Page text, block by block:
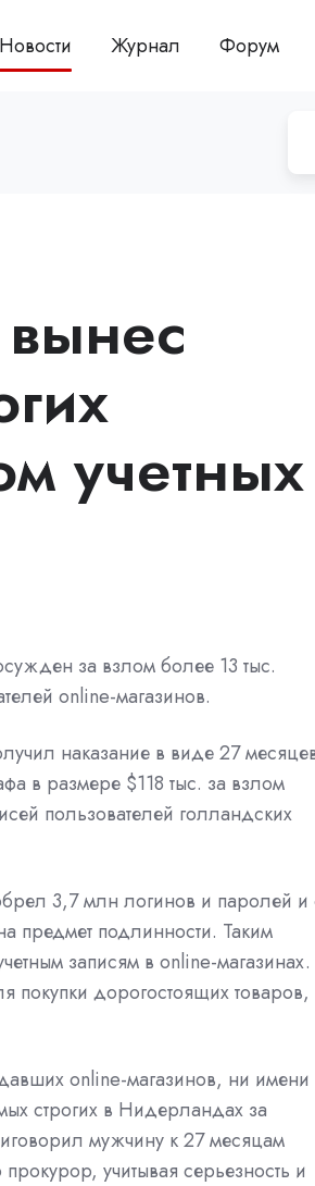
Новости Журнал Форум
учетных
за взлом более 13 тыс.
online-магазинов.
наказание в виде 27
в размере $118 тыс. за взлом
пользователей голландских
3,7 млн логинов и паролей и
предмет подлинности. Таким
записям в online-магазинах.
покупки дорогостоящих товаров,
online-магазинов, ни имени
строгих в Нидерландах за
мужчину к 27 месяцам
учитывая серьезность и